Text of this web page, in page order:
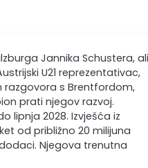
Jannika Schustera, ali
U21 reprezentativac,
razgovora s Brentfordom,
prati njegov razvoj.
lipnja 2028. Izvješća iz
od približno 20 milijuna
Njegova trenutna